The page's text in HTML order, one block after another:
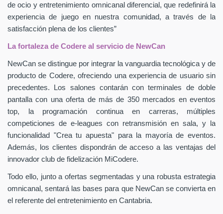
de ocio y entretenimiento omnicanal diferencial, que redefinirá la
experiencia de juego en nuestra comunidad, a través de la
satisfacción plena de los clientes”
La fortaleza de Codere al servicio de NewCan
NewCan se distingue por integrar la vanguardia tecnológica y de
producto de Codere, ofreciendo una experiencia de usuario sin
precedentes. Los salones contarán con terminales de doble
pantalla con una oferta de más de 350 mercados en eventos
top, la programación continua en carreras, múltiples
competiciones de e-leagues con retransmisión en sala, y la
funcionalidad "Crea tu apuesta" para la mayoría de eventos.
Además, los clientes dispondrán de acceso a las ventajas del
innovador club de fidelización MiCodere.
Todo ello, junto a ofertas segmentadas y una robusta estrategia
omnicanal, sentará las bases para que NewCan se convierta en
el referente del entretenimiento en Cantabria.